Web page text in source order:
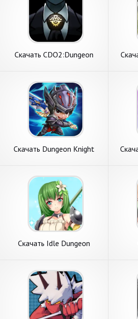
Скачать CDO2:Dungeon
Скачать Dungeon Knight
Скачать Idle Dungeon